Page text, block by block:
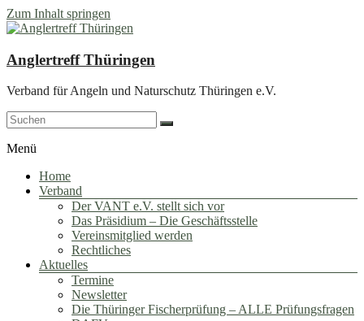
Zum Inhalt springen
Anglertreff Thüringen
Verband für Angeln und Naturschutz Thüringen e.V.
Menü
Home
Verband
Der VANT e.V. stellt sich vor
Das Präsidium – Die Geschäftsstelle
Vereinsmitglied werden
Rechtliches
Aktuelles
Termine
Newsletter
Die Thüringer Fischerprüfung – ALLE Prüfungsfragen